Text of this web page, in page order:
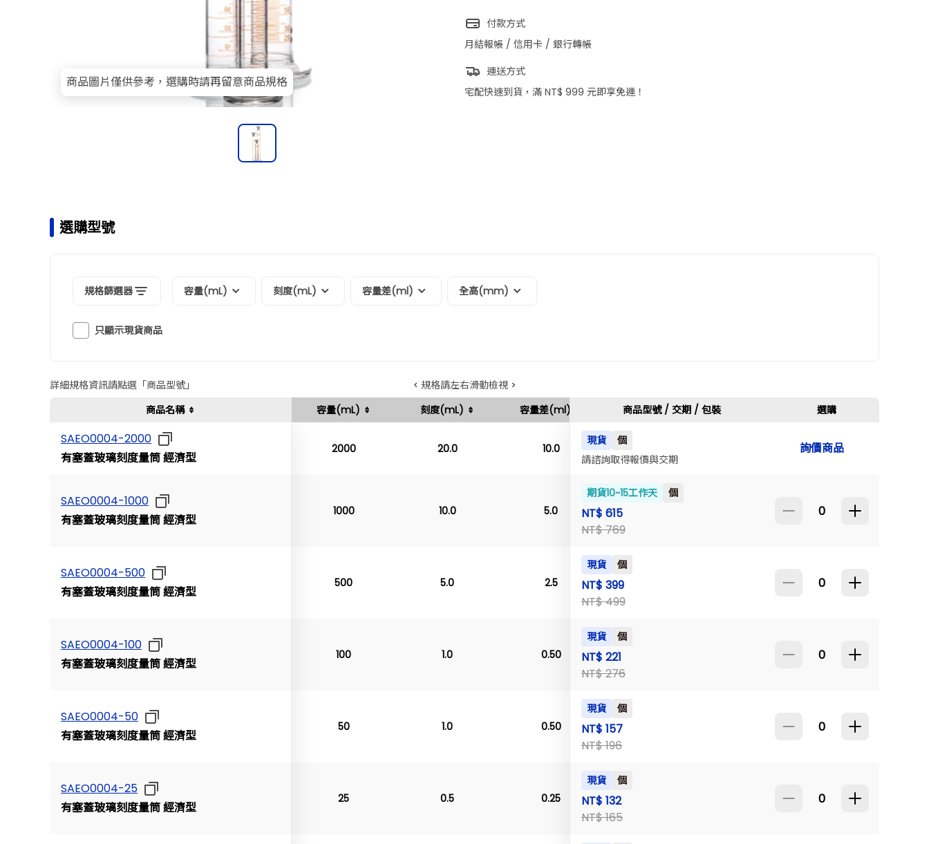
商品圖片僅供參考，選購時請再留意商品規格
付款方式
月結報帳 / 信用卡 / 銀行轉帳
運送方式
宅配快速到貨，滿 NT$ 999 元即享免運！
選購型號
規格篩選器 容量(mL) 刻度(mL) 容量差(ml) 全高(mm)
只顯示現貨商品
詳細規格資訊請點選「商品型號」
規格請左右滑動檢視
商品名稱
容量(mL) 刻度(mL) 容量差(ml) 全高(mm)
商品型號 / 交期 / 包裝 選購
SAEO0004-2000
有塞蓋玻璃刻度量筒 經濟型
SAEO0004-1000
有塞蓋玻璃刻度量筒 經濟型
SAEO0004-500
有塞蓋玻璃刻度量筒 經濟型
SAEO0004-100
有塞蓋玻璃刻度量筒 經濟型
SAEO0004-50
有塞蓋玻璃刻度量筒 經濟型
SAEO0004-25
有塞蓋玻璃刻度量筒 經濟型
2000
1000
500
100
50
25
20.0
10.0
5.0
1.0
1.0
0.5
10.0
5.0
2.5
0.50
0.50
0.25
現貨
個
請諮詢取得報價與交期
詢價商品
期貨10~15工作天 個
NT$ 615
NT$ 769
現貨 個
NT$ 399
NT$ 499
現貨 個
NT$ 221
NT$ 276
現貨 個
NT$ 157
NT$ 196
現貨 個
NT$ 132
NT$ 165